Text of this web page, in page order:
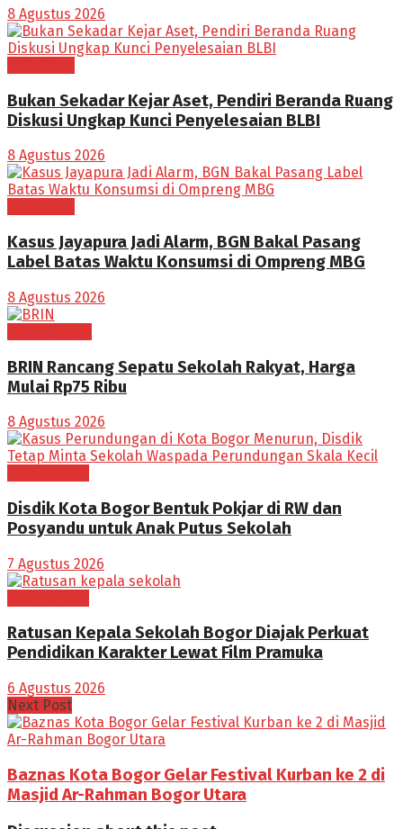
8 Agustus 2026
Bukan Sekadar Kejar Aset, Pendiri Beranda Ruang
Diskusi Ungkap Kunci Penyelesaian BLBI
8 Agustus 2026
Kasus Jayapura Jadi Alarm, BGN Bakal Pasang
Label Batas Waktu Konsumsi di Ompreng MBG
8 Agustus 2026
BRIN Rancang Sepatu Sekolah Rakyat, Harga
Mulai Rp75 Ribu
8 Agustus 2026
Disdik Kota Bogor Bentuk Pokjar di RW dan
Posyandu untuk Anak Putus Sekolah
7 Agustus 2026
Ratusan Kepala Sekolah Bogor Diajak Perkuat
Pendidikan Karakter Lewat Film Pramuka
6 Agustus 2026
Next Post
Baznas Kota Bogor Gelar Festival Kurban ke 2 di
Masjid Ar-Rahman Bogor Utara